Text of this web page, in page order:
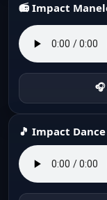
📻 Impact
🎵 Impact Dance